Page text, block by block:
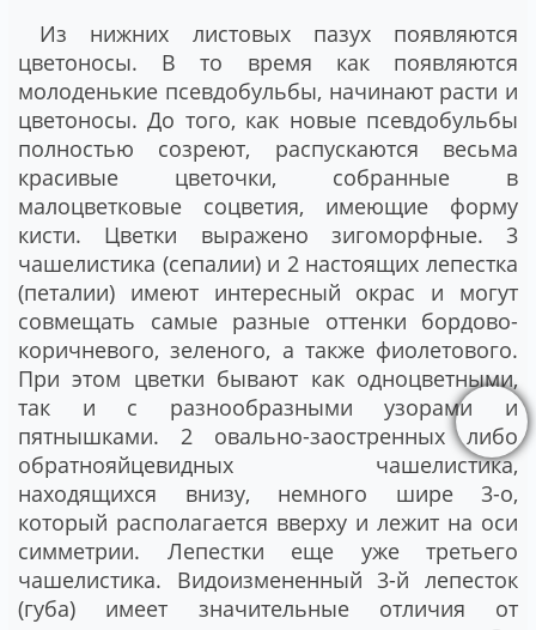
Из нижних листовых пазух появляются
цветоносы. В то время как появляются
молоденькие псевдобульбы, начинают расти и
цветоносы. До того, как новые псевдобульбы
полностью созреют, распускаются весьма
красивые цветочки, собранные в
малоцветковые соцветия, имеющие форму
кисти. Цветки выражено зигоморфные. 3
чашелистика (сепалии) и 2 настоящих лепестка
(петалии) имеют интересный окрас и могут
совмещать самые разные оттенки бордово-
коричневого, зеленого, а также фиолетового.
При этом цветки бывают как одноцветными,
так и с разнообразными узорами и
пятнышками. 2 овально-заостренных либо
обратнояйцевидных чашелистика,
находящихся внизу, немного шире 3-о,
который располагается вверху и лежит на оси
симметрии. Лепестки еще уже третьего
чашелистика. Видоизмененный 3-й лепесток
(губа) имеет значительные отличия от